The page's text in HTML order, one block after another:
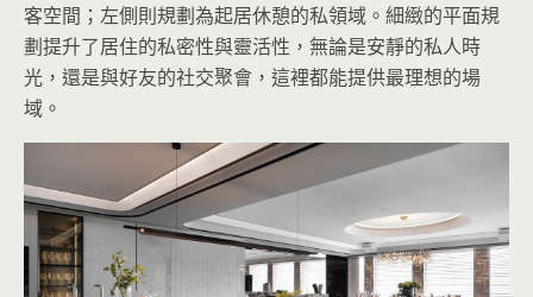
客空間；左側則規劃為起居休憩的私領域。細緻的平面規
劃提升了居住的私密性與靈活性，無論是安靜的私人時
光，還是與好友的社交聚會，這裡都能提供最理想的場
域。